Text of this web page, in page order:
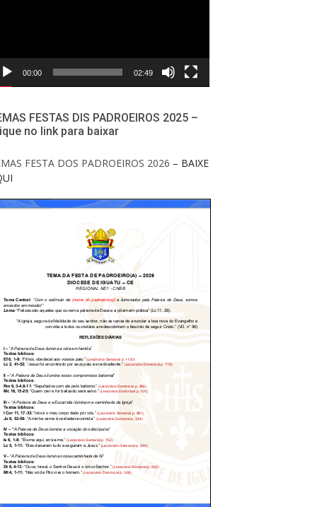
00:00 02:49
FESTAS DIS PADROEIROS 2025 –
no link para baixar
FESTA DOS PADROEIROS 2026 – BAIXE